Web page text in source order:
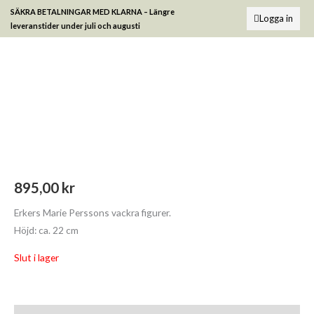
Hoppa
SÄKRA BETALNINGAR MED KLARNA – Längre
leveranstider under juli och augusti
Logga in
895,00 kr
Erkers Marie Perssons vackra figurer.
Höjd: ca. 22 cm
Slut i lager